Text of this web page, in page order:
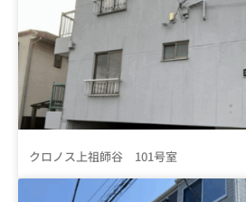
クロノス上祖師谷 101号室